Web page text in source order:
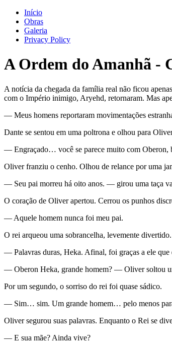
Início
Obras
Galeria
Privacy Policy
A Ordem do Amanhã -
A notícia da chegada da família real não ficou
com o Império inimigo, Aryehd, retornaram. Mas
— Meus homens reportaram movimentações
Dante se sentou em uma poltrona e olhou para
— Engraçado… você se parece muito com Oberon,
Oliver franziu o cenho. Olhou de relance por uma
— Seu pai morreu há oito anos. — girou uma taça
O coração de Oliver apertou. Cerrou os punhos
— Aquele homem nunca foi meu pai.
O rei arqueou uma sobrancelha, levemente divertido.
— Palavras duras, Heka. Afinal, foi graças a ele que
— Oberon Heka, grande homem? — Oliver soltou
Por um segundo, o sorriso do rei foi quase sádico.
— Sim… sim. Um grande homem… pelo menos
Oliver segurou suas palavras. Enquanto o Rei se
— E sua mãe? Ainda vive?